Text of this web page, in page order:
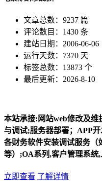
文章总数：9237 篇
评论数目：1430 条
建站日期：2006-06-06
运行天数：7370 天
标签总数：13873 个
最后更新：2026-8-10
本站承接:网站web修改及维
与调试;服务器部署；APP开
各财务软件安装调试服务（
等）;OA系列,客户管理系统
立即查看 了解详情